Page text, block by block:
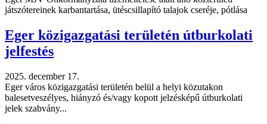
játszótereinek karbantartása, ütéscsillapító talajok cseréje, pótlása
Eger közigazgatási területén útburkolati
jelfestés
2025. december 17.
Eger város közigazgatási területén belül a helyi közutakon
balesetveszélyes, hiányzó és/vagy kopott jelzésképű útburkolati
jelek szabvány...